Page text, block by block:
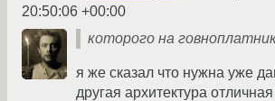
20:50:06 +00:00
которого на
я же сказал что нужна уже
другая архитектура